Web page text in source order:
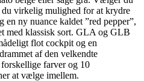
virkelig mulighed for at krydre
en ny nuance kaldet ”red pepper”,
med klassisk sort. GLA og GLB
flot cockpit og en
af den velkendte
farver og 10
at vælge imellem.